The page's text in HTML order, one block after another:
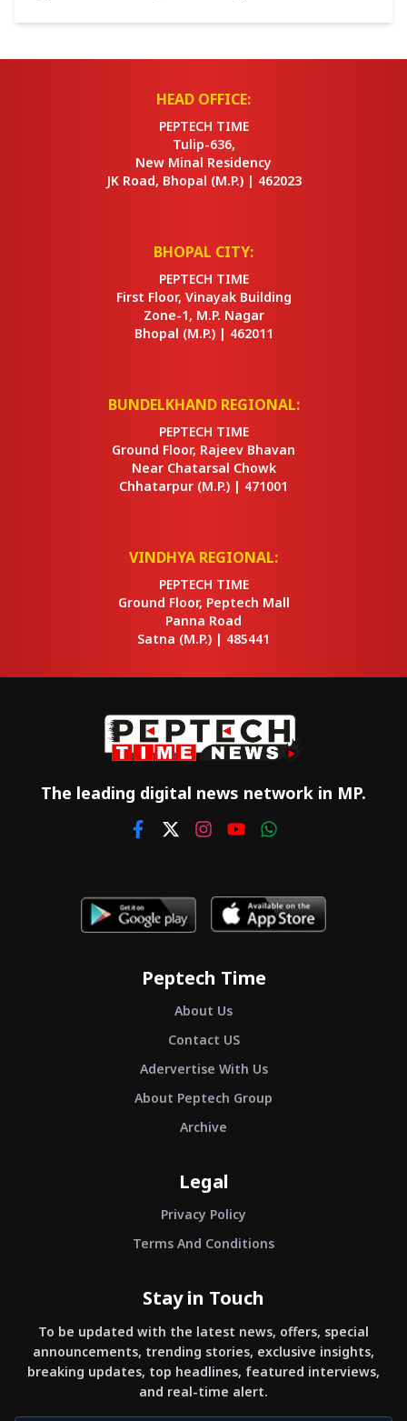
HEAD OFFICE:
PEPTECH TIME
Tulip-636,
New Minal Residency
JK Road, Bhopal (M.P.) | 462023
BHOPAL CITY:
PEPTECH TIME
First Floor, Vinayak Building
Zone-1, M.P. Nagar
Bhopal (M.P.) | 462011
BUNDELKHAND REGIONAL:
PEPTECH TIME
Ground Floor, Rajeev Bhavan
Near Chatarsal Chowk
Chhatarpur (M.P.) | 471001
VINDHYA REGIONAL:
PEPTECH TIME
Ground Floor, Peptech Mall
Panna Road
Satna (M.P.) | 485441
The leading digital news network in MP.
Peptech Time
About Us
Contact US
Adervertise With Us
About Peptech Group
Archive
Legal
Privacy Policy
Terms And Conditions
Stay in Touch
To be updated with the latest news, offers, special
announcements, trending stories, exclusive insights,
breaking updates, top headlines, featured interviews,
and real-time alert.